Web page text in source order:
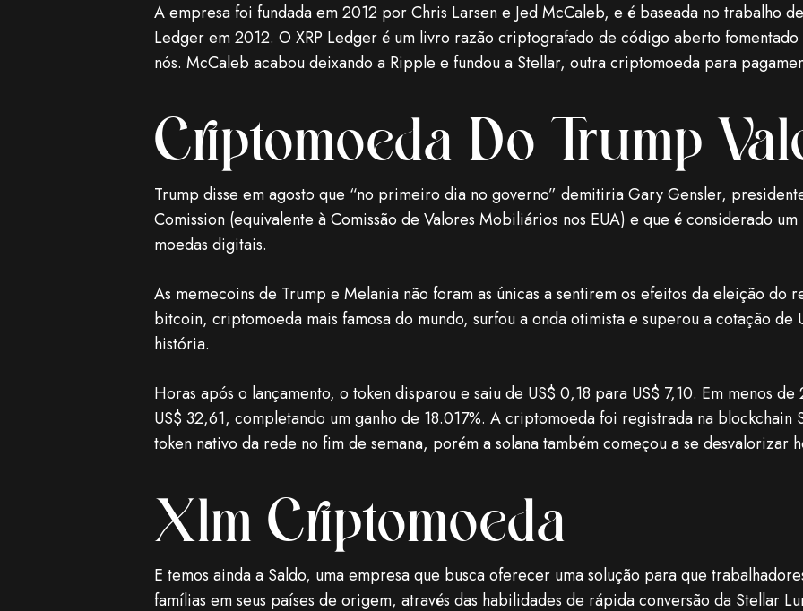
A empresa foi fundada em 2012 por Chris Larsen e Jed McCaleb, e é baseada no trabalho
Ledger em 2012. O XRP Ledger é um livro razão criptografado de código aberto
nós. McCaleb acabou deixando a Ripple e fundou a Stellar, outra criptomoeda para
Criptomoeda Do Trump
Trump disse em agosto que “no primeiro dia no governo” demitiria Gary Gensler,
Comission (equivalente à Comissão de Valores Mobiliários nos EUA) e que é considerado
moedas digitais.
As memecoins de Trump e Melania não foram as únicas a sentirem os efeitos da eleição do
bitcoin, criptomoeda mais famosa do mundo, surfou a onda otimista e superou a cotação
história.
Horas após o lançamento, o token disparou e saiu de US$ 0,18 para US$ 7,10. Em menos
US$ 32,61, completando um ganho de 18.017%. A criptomoeda foi registrada na blockchain
token nativo da rede no fim de semana, porém a solana também começou a se desvalorizar
Xlm Criptomoeda
E temos ainda a Saldo, uma empresa que busca oferecer uma solução para que
famílias em seus países de origem, através das habilidades de rápida conversão da Stellar